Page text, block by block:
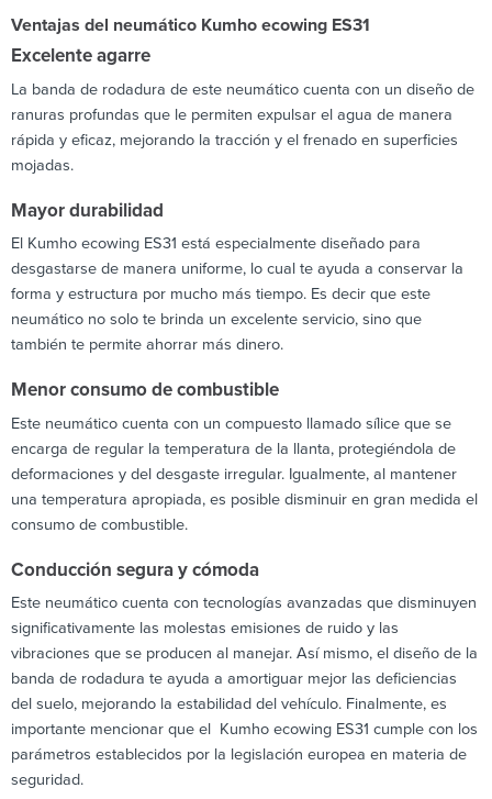
Ventajas del neumático Kumho ecowing ES31
Excelente agarre
La banda de rodadura de este neumático cuenta con un diseño de
ranuras profundas que le permiten expulsar el agua de manera
rápida y eficaz, mejorando la tracción y el frenado en superficies
mojadas.
Mayor durabilidad
El Kumho ecowing ES31 está especialmente diseñado para
desgastarse de manera uniforme, lo cual te ayuda a conservar la
forma y estructura por mucho más tiempo. Es decir que este
neumático no solo te brinda un excelente servicio, sino que
también te permite ahorrar más dinero.
Menor consumo de combustible
Este neumático cuenta con un compuesto llamado sílice que se
encarga de regular la temperatura de la llanta, protegiéndola de
deformaciones y del desgaste irregular. Igualmente, al mantener
una temperatura apropiada, es posible disminuir en gran medida el
consumo de combustible.
Conducción segura y cómoda
Este neumático cuenta con tecnologías avanzadas que disminuyen
significativamente las molestas emisiones de ruido y las
vibraciones que se producen al manejar. Así mismo, el diseño de la
banda de rodadura te ayuda a amortiguar mejor las deficiencias
del suelo, mejorando la estabilidad del vehículo. Finalmente, es
importante mencionar que el Kumho ecowing ES31 cumple con los
parámetros establecidos por la legislación europea en materia de
seguridad.